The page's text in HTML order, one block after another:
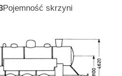
Pojemność skrzyni